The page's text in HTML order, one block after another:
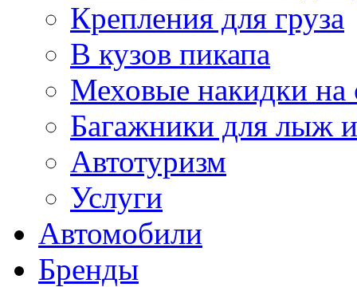
Крепления для груза
В кузов пикапа
Меховые накидки на
Багажники для лыж
Автотуризм
Услуги
Автомобили
Бренды